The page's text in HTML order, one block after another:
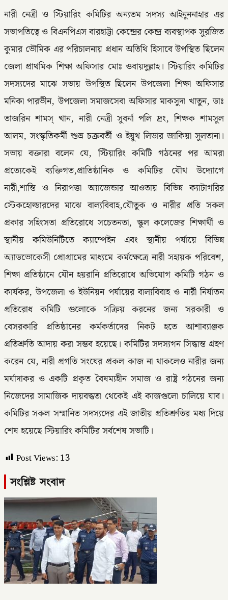
নারী নেত্রী ও স্টিয়ারিং কমিটির অন্যতম সদস্য আইনুননাহার এর
সভাপতিত্বে ও বিএনপিএস বারহাট্টা কেন্দ্রের কেন্দ্র ব্যবস্থাপক সুরজিত
কুমার ভৌমিক এর পরিচালনায় প্রধান অতিথি হিসাবে উপস্থিত ছিলেন
জেলা প্রাথমিক শিক্ষা অফিসার মোঃ ওবায়দুল্লাহ। স্টিয়ারিং কমিটির
সদস্যদের মাঝে সভায় উপস্থিত ছিলেন উপজেলা শিক্ষা অফিসার
মনিকা পারভীন, উপজেলা সমাজসেবা অফিসার মাকসুদা খাতুন, ডাঃ
তাজরিন শামস্ খান, নারী নেত্রী সুবর্না পলি দ্রং, শিক্ষক শামসুল
আলম, সংস্কৃতিকর্মী শুভ্র চক্রবর্তী ও ইয়ুথ লিডার জাকিয়া সুলতানা।
সভায় বক্তারা বলেন যে, স্টিয়ারিং কমিটি গঠনের পর আমরা
প্রত্যেকেই ব্যক্তিগত,প্রাতিষ্ঠানিক ও কমিটির যৌথ উদ্যোগে
নারী,শান্তি ও নিরাপত্তা অ্যাজেন্ডার আওতায় বিভিন্ন ক্যাটাগরির
স্টেকহোল্ডারদের মাঝে বাল্যবিবাহ,যৌতুক ও নারীর প্রতি সকল
প্রকার সহিংসতা প্রতিরোধে সচেতনতা, স্কুল কলেজের শিক্ষার্থী ও
স্থানীয় কমিউনিটিতে ক্যাম্পেইন এবং স্থানীয় পর্যায়ে বিভিন্ন
অ্যাডভোকেসী প্রোগ্রামের মাধ্যমে কর্মক্ষেত্রে নারী সহায়ক পরিবেশ,
শিক্ষা প্রতিষ্ঠানে যৌন হয়রানি প্রতিরোধে অভিযোগ কমিটি গঠন ও
কার্যকর, উপজেলা ও ইউনিয়ন পর্যায়ের বাল্যবিবাহ ও নারী নির্যাতন
প্রতিরোধ কমিটি গুলোকে সক্রিয় করনের জন্য সরকারী ও
বেসরকারি প্রতিষ্ঠানের কর্মকর্তাদের নিকট হতে আশাব্যাঞ্জক
প্রতিশ্রুতি আদায় করা সম্ভব হয়েছে। কমিটির সদস্যগন সিদ্ধান্ত গ্রহণ
করেন যে, নারী প্রগতি সংঘের প্রকল কাজ না থাকলেও নারীর জন্য
মর্যাদাকর ও একটি প্রকৃত বৈষম্যহীন সমাজ ও রাষ্ট্র গঠনের জন্য
নিজেদের সামাজিক দায়বদ্ধতা থেকেই এই কাজগুলো চালিয়ে যাব।
কমিটির সকল সম্মানিত সদস্যদের এই জাতীয় প্রতিশ্রুতির মধ্য দিয়ে
শেষ হয়েছে স্টিয়ারিং কমিটির সর্বশেষ সভাটি।
Post Views: 13
সংশ্লিষ্ট সংবাদ